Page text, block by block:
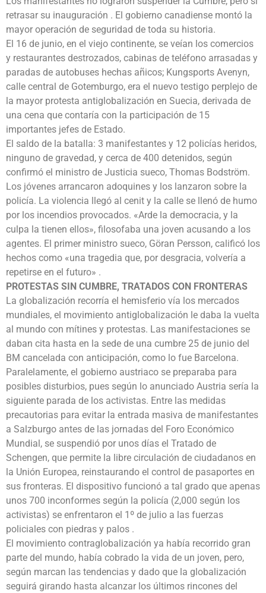
retrasar su inauguración . El gobierno canadiense montó la
mayor operación de seguridad de toda su historia.
El 16 de junio, en el viejo continente, se veían los comercios
y restaurantes destrozados, cabinas de teléfono arrasadas y
paradas de autobuses hechas añicos; Kungsports Avenyn,
calle central de Gotemburgo, era el nuevo testigo perplejo de
la mayor protesta antiglobalización en Suecia, derivada de
una cena que contaría con la participación de 15
importantes jefes de Estado.
El saldo de la batalla: 3 manifestantes y 12 policías heridos,
ninguno de gravedad, y cerca de 400 detenidos, según
confirmó el ministro de Justicia sueco, Thomas Bodström.
Los jóvenes arrancaron adoquines y los lanzaron sobre la
policía. La violencia llegó al cenit y la calle se llenó de humo
por los incendios provocados. «Arde la democracia, y la
culpa la tienen ellos», filosofaba una joven acusando a los
agentes. El primer ministro sueco, Göran Persson, calificó los
hechos como «una tragedia que, por desgracia, volvería a
repetirse en el futuro» .
PROTESTAS SIN CUMBRE, TRATADOS CON FRONTERAS
La globalización recorría el hemisferio vía los mercados
mundiales, el movimiento antiglobalización le daba la vuelta
al mundo con mítines y protestas. Las manifestaciones se
daban cita hasta en la sede de una cumbre 25 de junio del
BM cancelada con anticipación, como lo fue Barcelona.
Paralelamente, el gobierno austriaco se preparaba para
posibles disturbios, pues según lo anunciado Austria sería la
siguiente parada de los activistas. Entre las medidas
precautorias para evitar la entrada masiva de manifestantes
a Salzburgo antes de las jornadas del Foro Económico
Mundial, se suspendió por unos días el Tratado de
Schengen, que permite la libre circulación de ciudadanos en
la Unión Europea, reinstaurando el control de pasaportes en
sus fronteras. El dispositivo funcionó a tal grado que apenas
unos 700 inconformes según la policía (2,000 según los
activistas) se enfrentaron el 1º de julio a las fuerzas
policiales con piedras y palos .
El movimiento contraglobalización ya había recorrido gran
parte del mundo, había cobrado la vida de un joven, pero,
según marcan las tendencias y dado que la globalización
seguirá girando hasta alcanzar los últimos rincones del